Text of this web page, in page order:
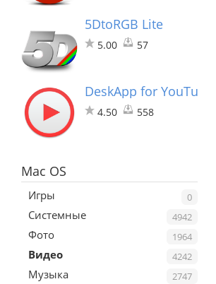
5DtoRGB Lite
5.00 57
DeskApp for YouTube
4.50 558
Mac OS
0
Игры
4942
Системные
1964
Фото
4242
Видео
2747
Музыка